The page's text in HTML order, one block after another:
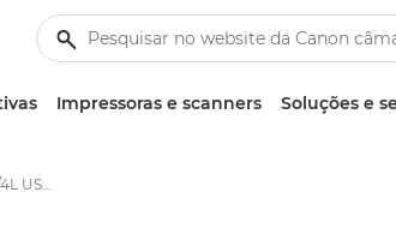
Impressoras e scanners Soluções e
Canon EF 70-200mm f/4L USM - Objetivas – Objetivas para câmara e fotográficas